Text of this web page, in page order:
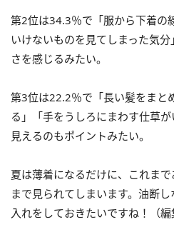
第2位は34.3％で「服から下着の
いけないものを見てしまった気
さを感じるみたい。
第3位は22.2％で「長い髪をまと
る」「手をうしろにまわす仕草
見えるのもポイントみたい。
夏は薄着になるだけに、これま
まで見られてしまいます。油断
入れをしておきたいですね！（編